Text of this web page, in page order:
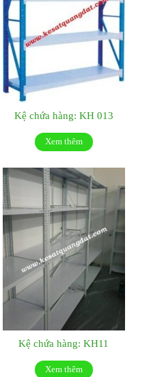
Kệ chứa hàng: KH 013
Xem thêm
Kệ chứa hàng: KH11
Xem thêm